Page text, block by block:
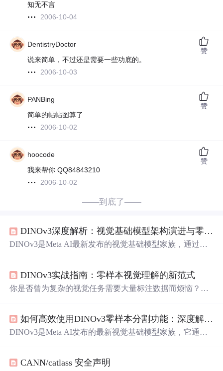
知无不言
2006-10-04
DentistryDoctor
说来简单，不过还是需要一些功底的。
2006-10-03
赞
PANBing
简单的帖帖图算了
2006-10-02
赞
hoocode
我来帮你 QQ84843210
2006-10-02
赞
——到底了——
DINOv3深度解析：视觉基础模型架构演进与零样本分割实战拆解
DINOv3是Meta AI最新发布的视觉基础模型家族，通过自
Ov3提供了完整的训练和推理代码，让开发者能够轻松实
现无需训练的图像语义分割功能，为计算机视觉领域带来
DINOv3实战指南：零样本视觉理解的新范式
你是否曾为复杂的视觉任务需要大量标注数据而烦恼？或
模型，DINOv3通过自监督学习生成高质量密集特征，在零
样本分割、深度估计、目标检测等任务中超越了专业模型
新场景。 ## 为什么
如何高效使用DINOv3零样本分割功能：深度解析与实战指南
DINOv3是Meta AI发布的最新视觉基础模型家族，它通过
无需训练的零样本图像分割功能，让开发者能够轻松完成
CANN/catlass 安全声明